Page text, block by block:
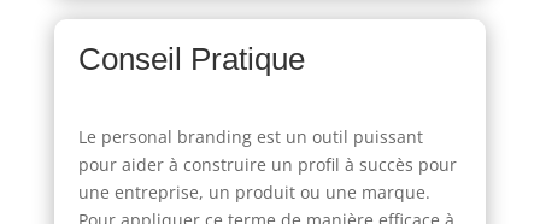
Conseil Pratique
Le personal branding est un outil puissant
pour aider à construire un profil à succès pour
une entreprise, un produit ou une marque.